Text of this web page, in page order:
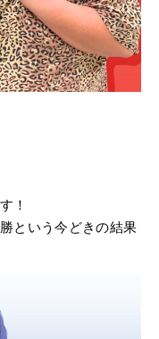
！
という今どきの結果